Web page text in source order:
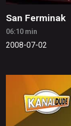
San Ferminak
06:10 min
2008-07-02